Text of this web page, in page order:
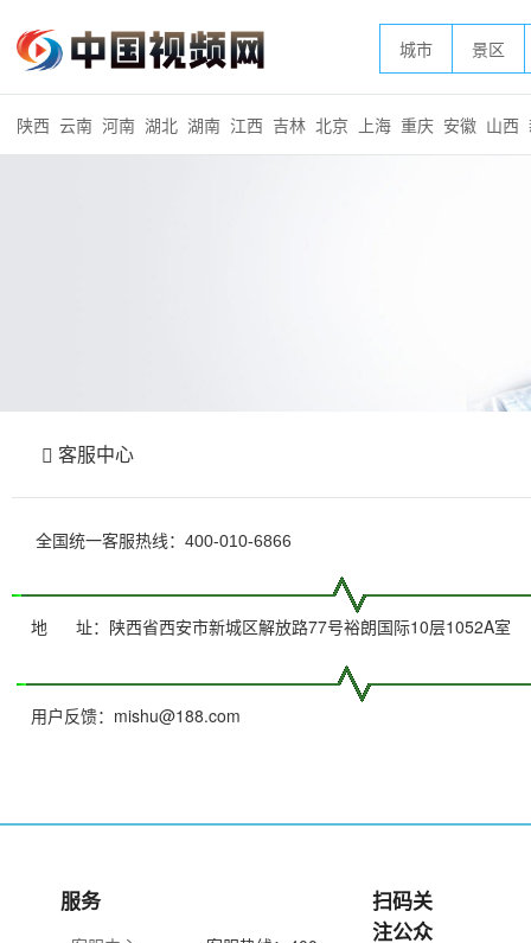
城市 景区
陕西 云南 河南 湖北 湖南 江西 吉林 北京 上海 重庆 安徽 山西
客服中心
全国统一客服热线：400-010-6866
地 址： 陕西省西安市新城区解放路77号裕朗国际10层1052A室
用户反馈： mishu@188.com
服务
扫码关
注公众